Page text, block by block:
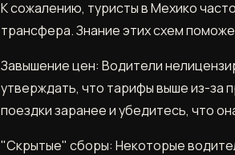
К сожалению, туристы в Мехико
трансфера. Знание этих схем
Завышение цен: Водители
утверждать, что тарифы выше из-за
поездки заранее и убедитесь, что
"Скрытые" сборы: Некоторые